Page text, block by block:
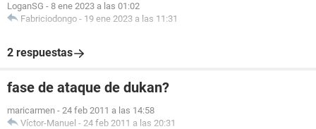
LoganSG - 8 ene 2023 a las 01:02
Fabriciodongo - 19 ene 2023 a las 11:31
2 respuestas
fase de ataque de dukan?
maricarmen - 24 feb 2011 a las 14:58
Víctor-Manuel - 24 feb 2011 a las 20:31